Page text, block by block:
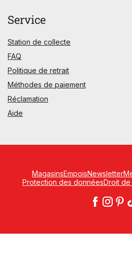
Service
Station de collecte
FAQ
Politique de retrait
Méthodes de paiement
Réclamation
Aide
MagasinsEmpoisNewsletter
Protection des donnéesDroit de